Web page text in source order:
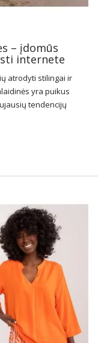
– įdomūs
internete
atrodyti stilingai ir
yra puikus
tendencijų
platų dizainų,